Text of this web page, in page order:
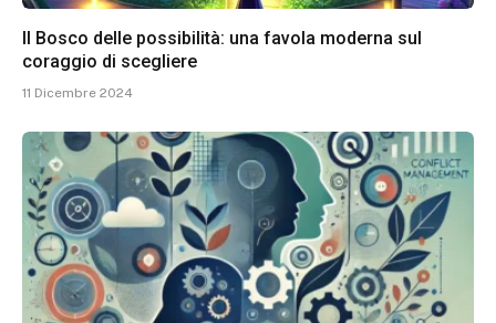
Il Bosco delle possibilità: una favola moderna sul
coraggio di scegliere
11 Dicembre 2024